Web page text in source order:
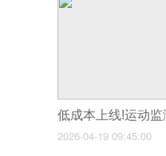
2026-04-19 09:45:00